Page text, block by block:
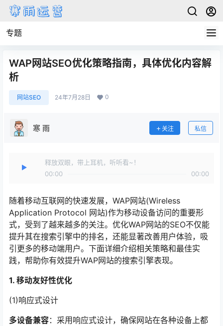
专题
WAP网站SEO优化策略指南，具体优化内容解
析
网站SEO 24年7月28日 0
寒 雨 关注 私信
释放双眼，带上耳机，听听看~！
00:00
00:00
随着移动互联网的快速发展，WAP网站(Wireless
Application Protocol 网站)作为移动设备访问的重要形
式，受到了越来越多的关注。优化WAP网站的SEO不仅能
提升其在搜索引擎中的排名，还能显著改善用户体验，吸
引更多的移动端用户。下面详细介绍相关策略和最佳实
践，帮助你有效提升WAP网站的搜索引擎表现。
1. 移动友好性优化
(1)响应式设计
多设备兼容：采用响应式设计，确保网站在各种设备上都